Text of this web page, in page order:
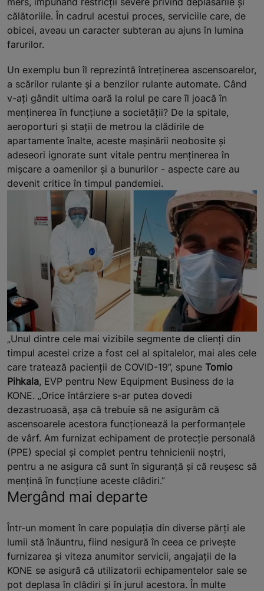
călătoriile. În cadrul acestui proces, serviciile care, de
obicei, aveau un caracter subteran au ajuns în lumina
farurilor.
Un exemplu bun îl reprezintă întreținerea ascensoarelor,
a scărilor rulante și a benzilor rulante automate. Când
v-ați gândit ultima oară la rolul pe care îl joacă în
menținerea în funcțiune a societății? De la spitale,
aeroporturi și stații de metrou la clădirile de
apartamente înalte, aceste mașinării neobosite și
adeseori ignorate sunt vitale pentru menținerea în
mișcare a oamenilor și a bunurilor - aspecte care au
devenit critice în timpul pandemiei.
„Unul dintre cele mai vizibile segmente de clienți din
timpul acestei crize a fost cel al spitalelor, mai ales cele
care tratează pacienții de COVID-19”, spune Tomio
Pihkala, EVP pentru New Equipment Business de la
KONE. „Orice întârziere s-ar putea dovedi
dezastruoasă, așa că trebuie să ne asigurăm că
ascensoarele acestora funcționează la performanţele
de vârf. Am furnizat echipament de protecție personală
(PPE) special și complet pentru tehnicienii noștri,
pentru a ne asigura că sunt în siguranță și că reușesc să
mențină în funcțiune aceste clădiri.”
Mergând mai departe
Într-un moment în care populația din diverse părți ale
lumii stă înăuntru, fiind nesigură în ceea ce privește
furnizarea și viteza anumitor servicii, angajații de la
KONE se asigură că utilizatorii echipamentelor sale se
pot deplasa în clădiri și în jurul acestora. În multe